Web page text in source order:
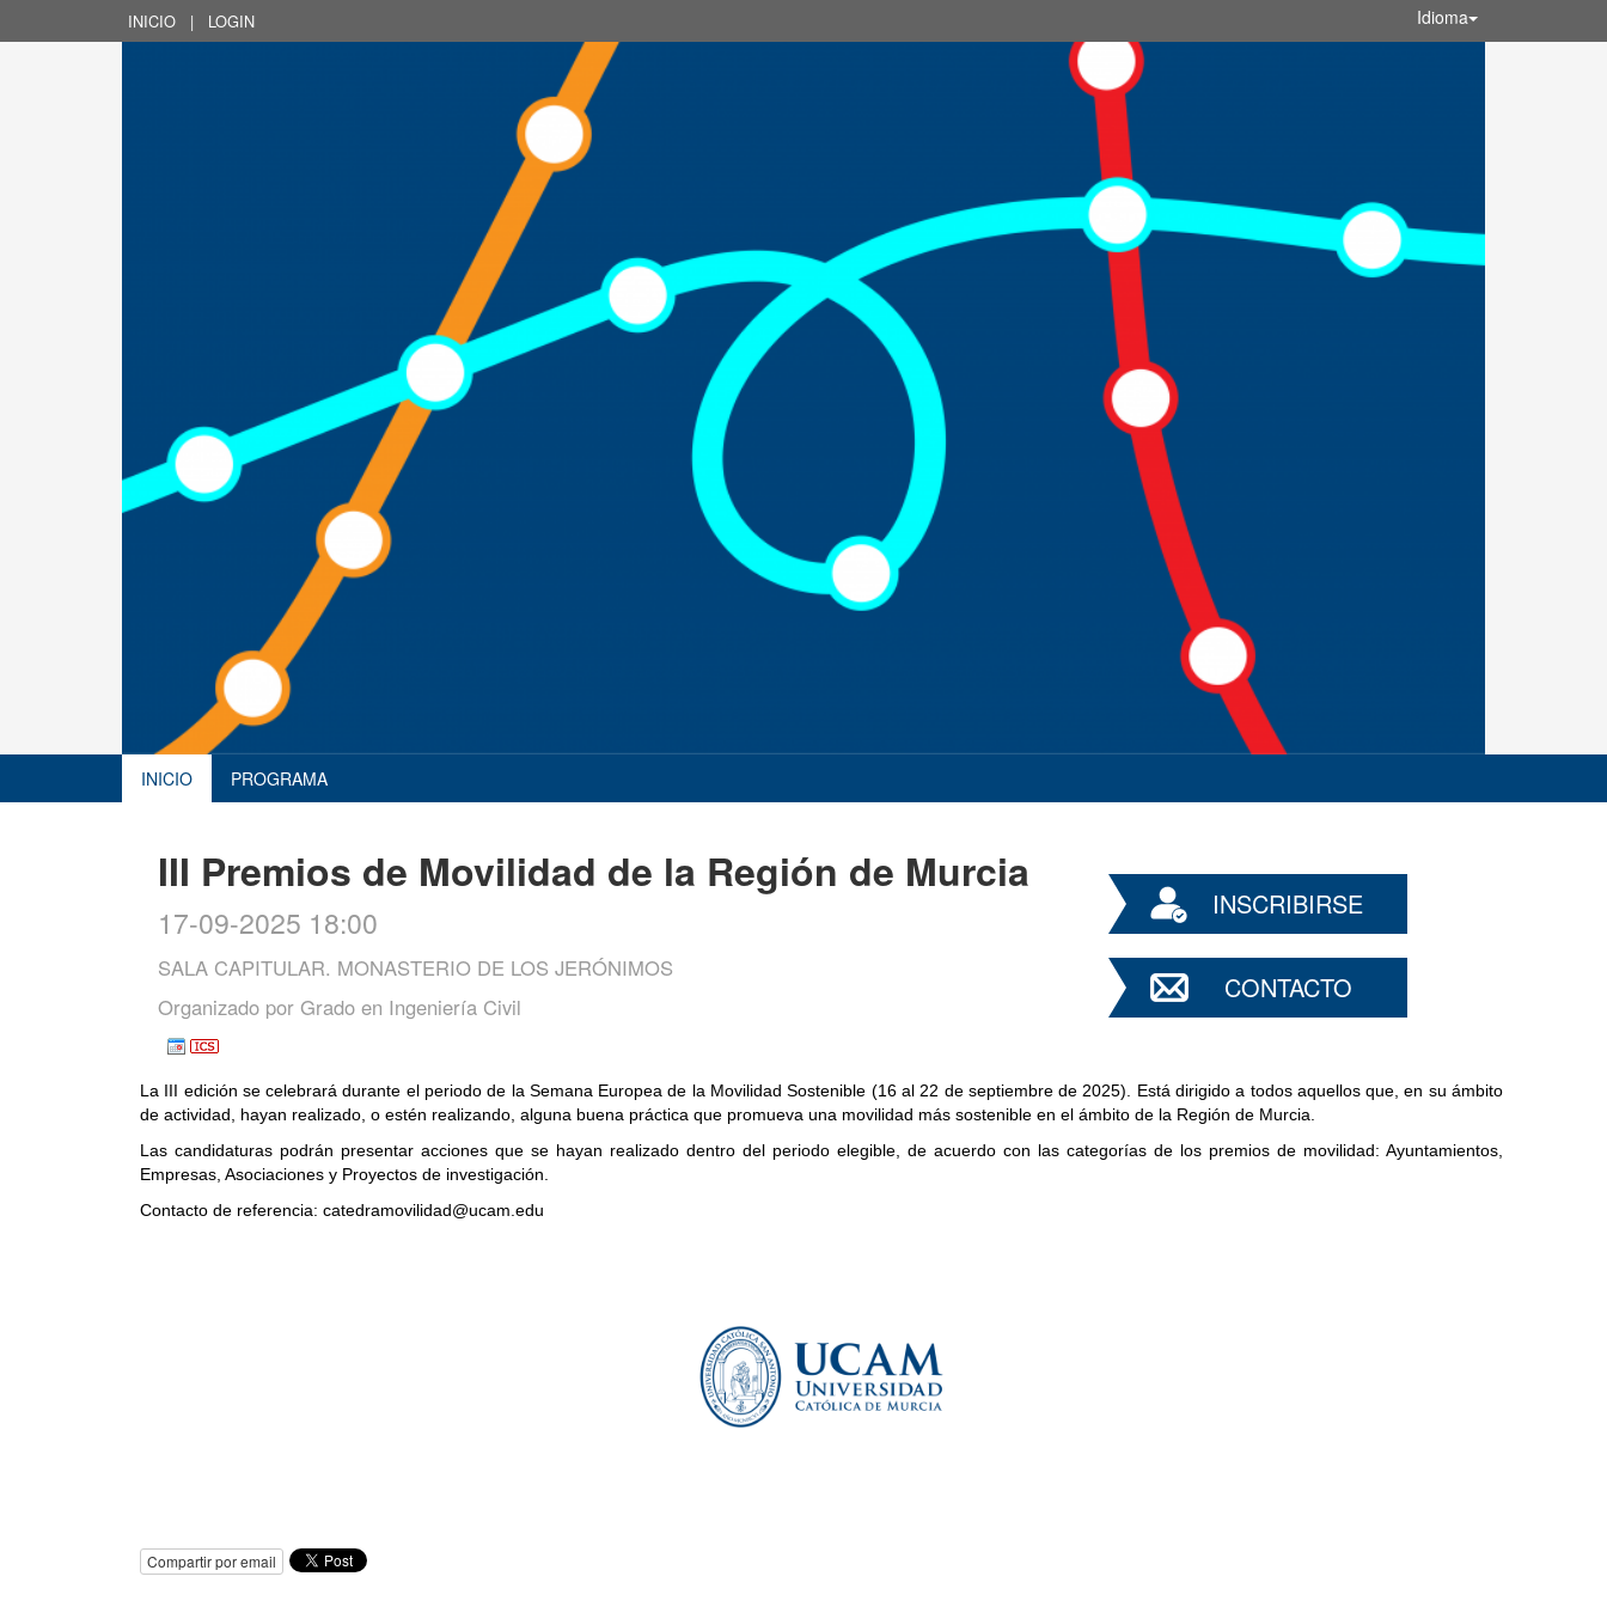
INICIO | LOGIN Idioma
INICIO PROGRAMA
III Premios de Movilidad de la Región de Murcia
17-09-2025 18:00
SALA CAPITULAR. MONASTERIO DE LOS JERÓNIMOS
Organizado por Grado en Ingeniería Civil
INSCRIBIRSE
CONTACTO
La III edición se celebrará durante el periodo de la Semana Europea de la Movilidad Sostenible (16 al 22 de septiembre de 2025). Está dirigido a todos aquellos que, en su ámbito
de actividad, hayan realizado, o estén realizando, alguna buena práctica que promueva una movilidad más sostenible en el ámbito de la Región de Murcia.
Las candidaturas podrán presentar acciones que se hayan realizado dentro del periodo elegible, de acuerdo con las categorías de los premios de movilidad: Ayuntamientos,
Empresas, Asociaciones y Proyectos de investigación.
Contacto de referencia: catedramovilidad@ucam.edu
Compartir por email